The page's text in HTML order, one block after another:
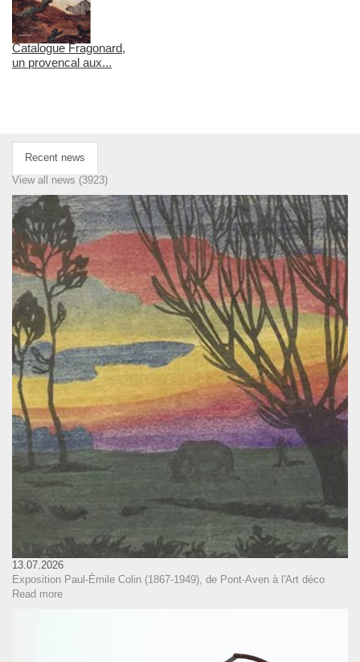
Catalogue Fragonard,
un provencal aux...
Recent news
View all news (3923)
13.07.2026
Exposition Paul-Émile Colin (1867-1949), de Pont-Aven à l'Art déco
Read more